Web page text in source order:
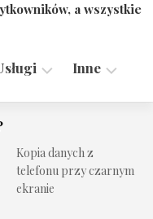
a wszystkie
Technologie
Inne
Kopia danych z
telefonu przy czarnym
ekranie